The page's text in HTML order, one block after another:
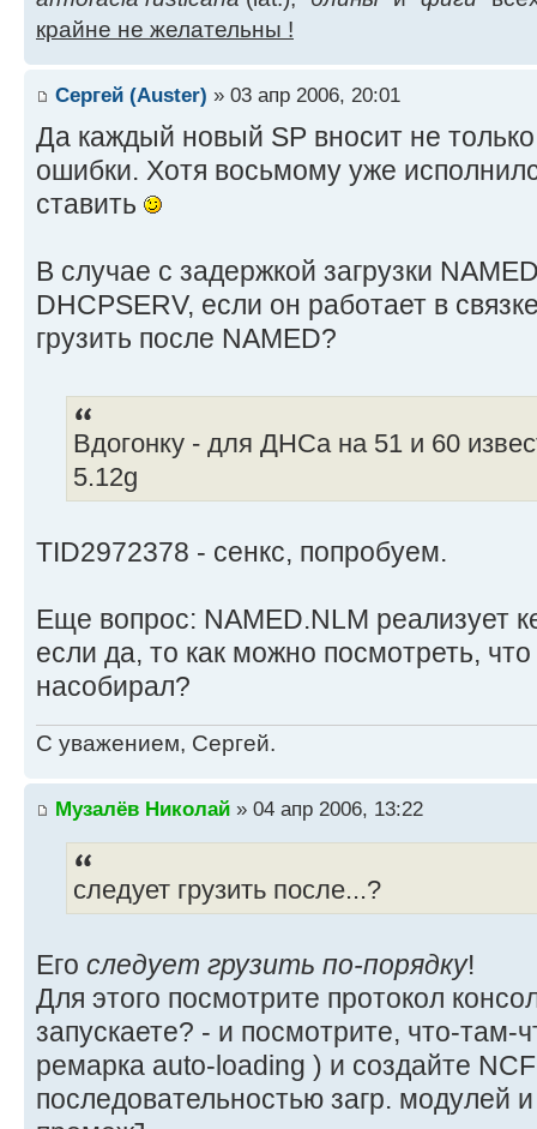
крайне не желательны !
Сергей (Auster) » 03 апр 2006, 20:01
Да каждый новый SP вносит не
ошибки. Хотя восьмому уже
ставить
В случае с задержкой загрузки
DHCPSERV, если он работает в
грузить после NAMED?
Вдогонку - для ДНСа на 51 и 60
5.12g
TID2972378 - сенкс, попробуем.
Еще вопрос: NAMED.NLM реализует
если да, то как можно посмотреть,
насобирал?
С уважением, Сергей.
Музалёв Николай » 04 апр 2006, 13:22
следует грузить после...?
Его следует грузить по-порядку!
Для этого посмотрите протокол
запускаете? - и посмотрите, что-там-
ремарка auto-loading ) и создайте
последовательностью загр. модулей